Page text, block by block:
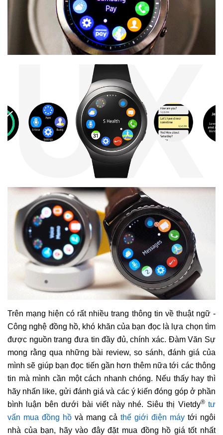
Trên mạng hiện có rất nhiều trang thông tin về thuật ngữ -
Công nghệ đồng hồ, khó khăn của bạn đọc là lựa chọn tìm
được nguồn trang đưa tin đầy đủ, chính xác. Đàm Văn Sự
mong rằng qua những bài review, so sánh, đánh giá của
mình sẽ giúp bạn đọc tiến gần hơn thêm nữa tới các thông
tin mà mình cần một cách nhanh chóng. Nếu thấy hay thì
hãy nhấn like, gửi đánh giá và các ý kiến đóng góp ở phần
bình luận bên dưới bài viết này nhé. Siêu thị Vietdy® tư
vấn mua đồng hồ và mang cả thế giới điện máy tới ngôi
nhà của bạn, hãy vào đây đặt mua đồng hồ giá tốt nhất